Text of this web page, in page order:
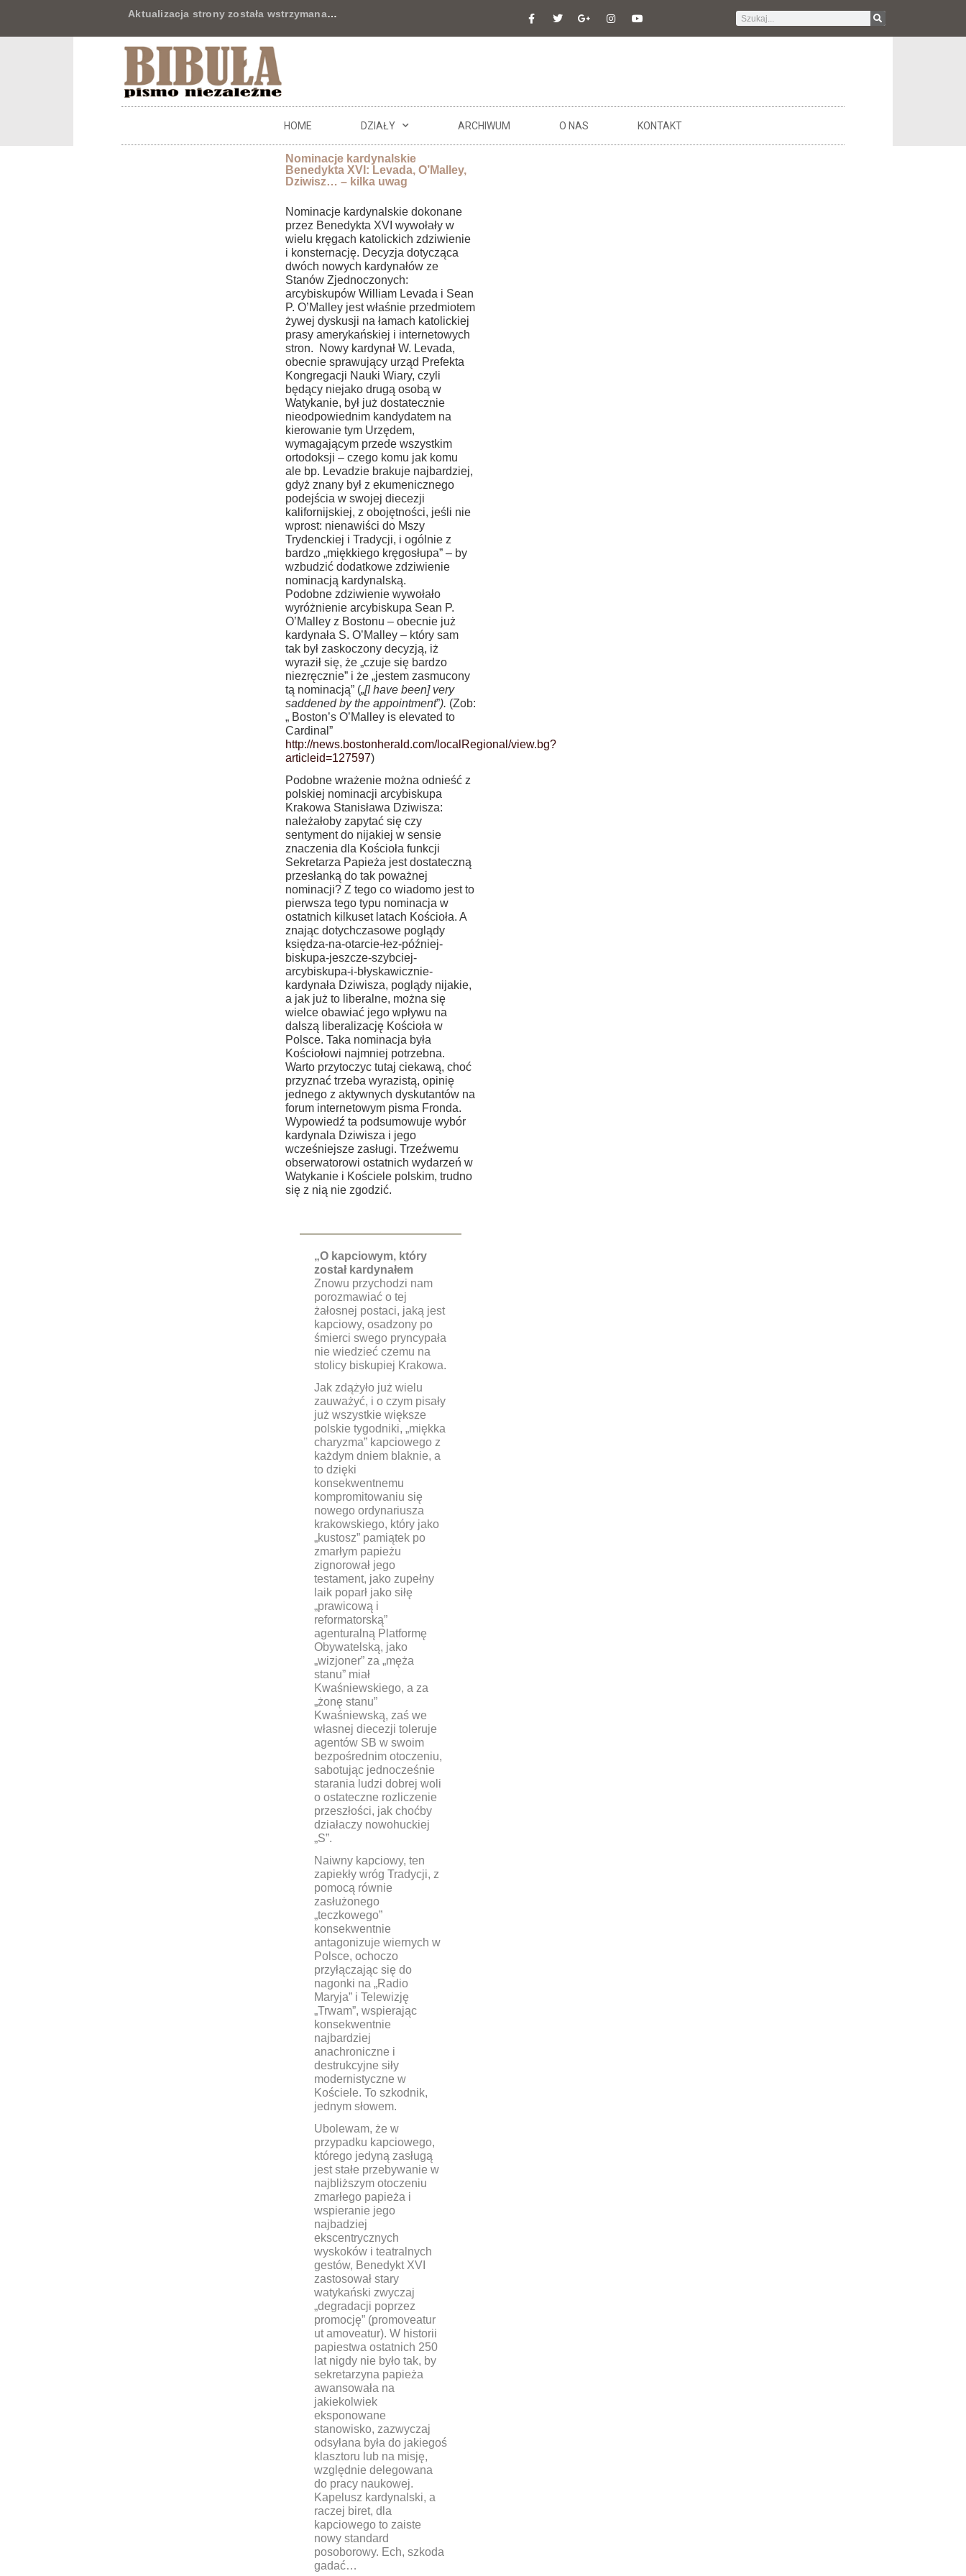
Aktualizacja strony została wstrzymana…
HOME DZIAŁY ARCHIWUM O NAS KONTAKT
Nominacje kardynalskie
Benedykta XVI: Levada, O’Malley,
Dziwisz… – kilka uwag
Nominacje kardynalskie dokonane
przez Benedykta XVI wywołały w
wielu kręgach katolickich zdziwienie
i konsternację. Decyzja dotycząca
dwóch nowych kardynałów ze
Stanów Zjednoczonych:
arcybiskupów William Levada i Sean
P. O’Malley jest właśnie przedmiotem
żywej dyskusji na łamach katolickiej
prasy amerykańskiej i internetowych
stron. Nowy kardynał W. Levada,
obecnie sprawujący urząd Prefekta
Kongregacji Nauki Wiary, czyli
będący niejako drugą osobą w
Watykanie, był już dostatecznie
nieodpowiednim kandydatem na
kierowanie tym Urzędem,
wymagającym przede wszystkim
ortodoksji – czego komu jak komu
ale bp. Levadzie brakuje najbardziej,
gdyż znany był z ekumenicznego
podejścia w swojej diecezji
kalifornijskiej, z obojętności, jeśli nie
wprost: nienawiści do Mszy
Trydenckiej i Tradycji, i ogólnie z
bardzo „miękkiego kręgosłupa” – by
wzbudzić dodatkowe zdziwienie
nominacją kardynalską.
Podobne zdziwienie wywołało
wyróżnienie arcybiskupa Sean P.
O’Malley z Bostonu – obecnie już
kardynała S. O’Malley – który sam
tak był zaskoczony decyzją, iż
wyraził się, że „czuje się bardzo
niezręcznie” i że „jestem zasmucony
tą nominacją” („[I have been] very
saddened by the appointment”). (Zob:
„ Boston’s O’Malley is elevated to
Cardinal”
http://news.bostonherald.com/localRegional/view.bg?
articleid=127597)
Podobne wrażenie można odnieść z
polskiej nominacji arcybiskupa
Krakowa Stanisława Dziwisza:
należałoby zapytać się czy
sentyment do nijakiej w sensie
znaczenia dla Kościoła funkcji
Sekretarza Papieża jest dostateczną
przesłanką do tak poważnej
nominacji? Z tego co wiadomo jest to
pierwsza tego typu nominacja w
ostatnich kilkuset latach Kościoła. A
znając dotychczasowe poglądy
księdza-na-otarcie-łez-później-
biskupa-jeszcze-szybciej-
arcybiskupa-i-błyskawicznie-
kardynała Dziwisza, poglądy nijakie,
a jak już to liberalne, można się
wielce obawiać jego wpływu na
dalszą liberalizację Kościoła w
Polsce. Taka nominacja była
Kościołowi najmniej potrzebna.
Warto przytoczyc tutaj ciekawą, choć
przyznać trzeba wyrazistą, opinię
jednego z aktywnych dyskutantów na
forum internetowym pisma Fronda.
Wypowiedź ta podsumowuje wybór
kardynala Dziwisza i jego
wcześniejsze zasługi. Trzeźwemu
obserwatorowi ostatnich wydarzeń w
Watykanie i Kościele polskim, trudno
się z nią nie zgodzić.
„O kapciowym, który
został kardynałem
Znowu przychodzi nam
porozmawiać o tej
żałosnej postaci, jaką jest
kapciowy, osadzony po
śmierci swego pryncypała
nie wiedzieć czemu na
stolicy biskupiej Krakowa.
Jak zdążyło już wielu
zauważyć, i o czym pisały
już wszystkie większe
polskie tygodniki, „miękka
charyzma” kapciowego z
każdym dniem blaknie, a
to dzięki
konsekwentnemu
kompromitowaniu się
nowego ordynariusza
krakowskiego, który jako
„kustosz” pamiątek po
zmarłym papieżu
zignorował jego
testament, jako zupełny
laik poparł jako siłę
„prawicową i
reformatorską”
agenturalną Platformę
Obywatelską, jako
„wizjoner” za „męża
stanu” miał
Kwaśniewskiego, a za
„żonę stanu”
Kwaśniewską, zaś we
własnej diecezji toleruje
agentów SB w swoim
bezpośrednim otoczeniu,
sabotując jednocześnie
starania ludzi dobrej woli
o ostateczne rozliczenie
przeszłości, jak choćby
działaczy nowohuckiej
„S”.
Naiwny kapciowy, ten
zapiekły wróg Tradycji, z
pomocą równie
zasłużonego
„teczkowego”
konsekwentnie
antagonizuje wiernych w
Polsce, ochoczo
przyłączając się do
nagonki na „Radio
Maryja” i Telewizję
„Trwam”, wspierając
konsekwentnie
najbardziej
anachroniczne i
destrukcyjne siły
modernistyczne w
Kościele. To szkodnik,
jednym słowem.
Ubolewam, że w
przypadku kapciowego,
którego jedyną zasługą
jest stałe przebywanie w
najbliższym otoczeniu
zmarłego papieża i
wspieranie jego
najbadziej
ekscentrycznych
wyskoków i teatralnych
gestów, Benedykt XVI
zastosował stary
watykański zwyczaj
„degradacji poprzez
promocję” (promoveatur
ut amoveatur). W historii
papiestwa ostatnich 250
lat nigdy nie było tak, by
sekretarzyna papieża
awansowała na
jakiekolwiek
eksponowane
stanowisko, zazwyczaj
odsyłana była do jakiegoś
klasztoru lub na misję,
względnie delegowana
do pracy naukowej.
Kapelusz kardynalski, a
raczej biret, dla
kapciowego to zaiste
nowy standard
posoborowy. Ech, szkoda
gadać…